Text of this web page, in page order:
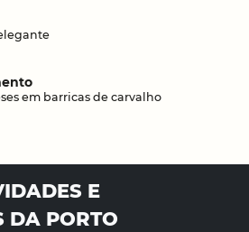
em barricas de carvalho
E
DA PORTO